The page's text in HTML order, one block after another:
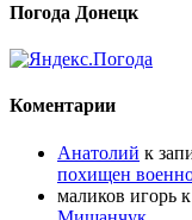
Погода Донецк
Коментарии
Анатолий к
похищен
маликов игорь